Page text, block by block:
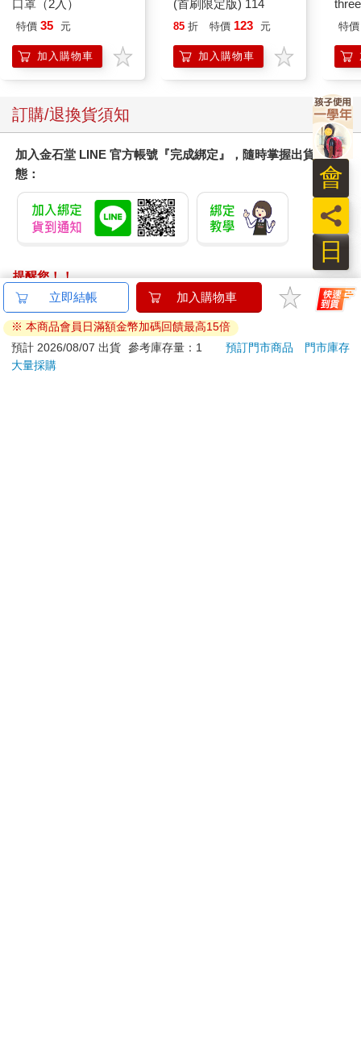
口罩（2入）
特價 35 元
加入購物車
(首刷限定版) 114
85 折 特價 123 元
加入購物車
VA
特價
訂購/退換貨須知
加入金石堂 LINE 官方帳號『完成綁定』，隨時掌握出貨動
態：
提醒您！！
金石堂及銀行均不會請您操作ATM! 如接獲電話要求您前往
ATM提款機，請不要聽從指示，以免受騙上當！
退換貨須知：
**提醒您，鑑賞期不等於試用期，退回商品須為全新狀態**
立即結帳 加入購物車
※ 本商品會員日滿額金幣加碼回饋最高15倍
預計 2026/08/07 出貨 參考庫存量：1 預訂門市商品
門市庫存
大量採購
日
員
會